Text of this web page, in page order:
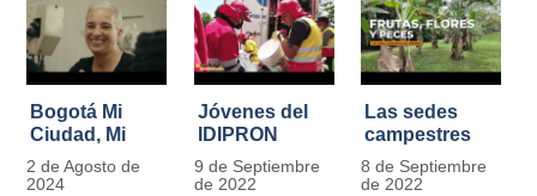
Bogotá Mi
Ciudad, Mi
Casa
2 de Agosto de
2024
Jóvenes del
IDIPRON
restauraron
más de 13.000
9 de Septiembre
de 2022
Las sedes
campestres
de IDIPRON
se convierten
8 de Septiembre
de 2022
Pages